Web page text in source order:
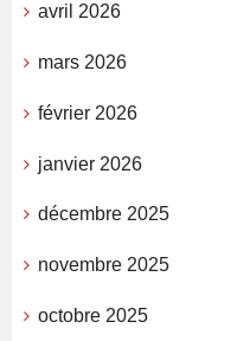
avril 2026
mars 2026
février 2026
janvier 2026
décembre 2025
novembre 2025
octobre 2025